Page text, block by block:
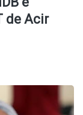
de Acir